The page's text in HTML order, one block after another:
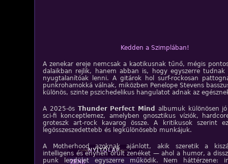
Kedden a Szimplában!
A zenekar ereje nemcsak a kaotikusnak tűnő, mégis
dalaikban rejlik, hanem abban is, hogy egyszerre tudnak
nyugtalanítóak lenni. A gitárok hol surf-rockosan
punkrohamokká válnak, miközben Penelope Stevens
különös, szinte pszichedelikus hangulatot adnak az
A 2025-ös Thunder Perfect Mind
albumuk különösen
sci-fi konceptlemez, amelyben gnosztikus víziók,
groteszk art-rock kavarog össze. A kritikusok szerint
legösszeszedettebb és legkülönösebb munkájuk.
A Motherhood azoknak ajánlott, akik szeretik a
intelligens és enyhén őrült zenéket — ahol a humor, a
punk lendület egyszerre működik. Nem háttérzene:
ZENE